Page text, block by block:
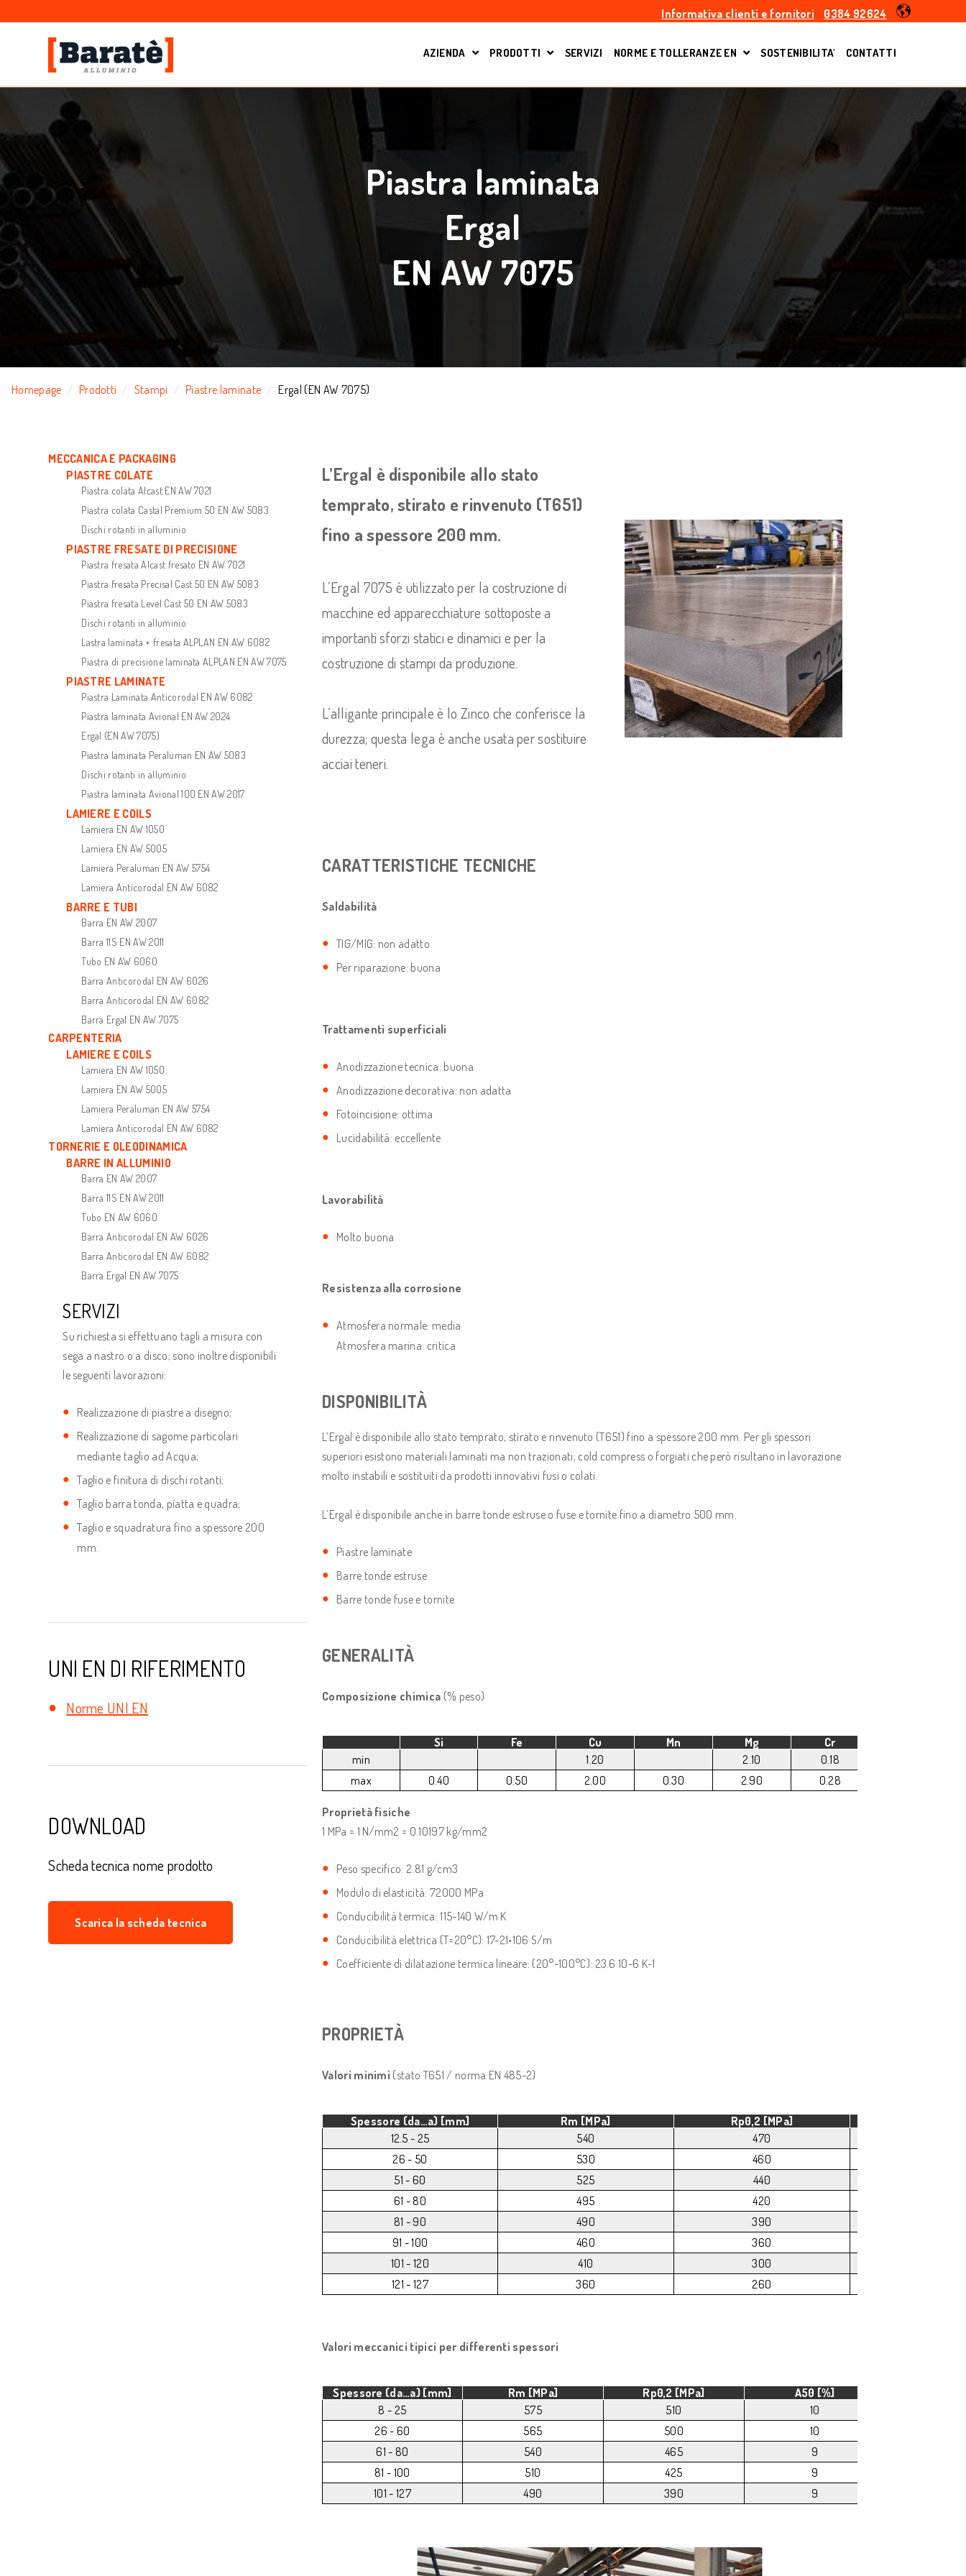
Informativa clienti e fornitori 0384 92624
OPEN SUBMENU FOR
AZIENDA PRODOTTI SHOW SUBMENU FOR PRODOTTI
SERVIZI NORME E TOLLERANZE EN SHOW SUBMENU FOR NORME E TOLLERANZE
SOSTENIBILITA' CONTATTI
Piastra laminata
Ergal
EN AW 7075
Homepage Prodotti Stampi Piastre laminate Ergal (EN AW 7075)
MECCANICA E PACKAGING
PIASTRE COLATE
Piastra colata Alcast EN AW 7021
Piastra colata Castal Premium 50 EN AW 5083
Dischi rotanti in alluminio
PIASTRE FRESATE DI PRECISIONE
Piastra fresata Alcast fresato EN AW 7021
Piastra fresata Precisal Cast 50 EN AW 5083
Piastra fresata Level Cast 50 EN AW 5083
Dischi rotanti in alluminio
Lastra laminata + fresata ALPLAN EN AW 6082
Piastra di precisione laminata ALPLAN EN AW 7075
PIASTRE LAMINATE
Piastra Laminata Anticorodal EN AW 6082
Piastra laminata Avional EN AW 2024
Ergal (EN AW 7075)
Piastra laminata Peraluman EN AW 5083
Dischi rotanti in alluminio
Piastra laminata Avional 100 EN AW 2017
LAMIERE E COILS
Lamiera EN AW 1050
Lamiera EN AW 5005
Lamiera Peraluman EN AW 5754
Lamiera Anticorodal EN AW 6082
BARRE E TUBI
Barra EN AW 2007
Barra 11S EN AW 2011
Tubo EN AW 6060
Barra Anticorodal EN AW 6026
Barra Anticorodal EN AW 6082
Barra Ergal EN AW 7075
CARPENTERIA
LAMIERE E COILS
Lamiera EN AW 1050
Lamiera EN AW 5005
Lamiera Peraluman EN AW 5754
Lamiera Anticorodal EN AW 6082
TORNERIE E OLEODINAMICA
BARRE IN ALLUMINIO
Barra EN AW 2007
Barra 11S EN AW 2011
Tubo EN AW 6060
Barra Anticorodal EN AW 6026
Barra Anticorodal EN AW 6082
Barra Ergal EN AW 7075
SERVIZI
Su richiesta si effettuano tagli a misura con
sega a nastro o a disco; sono inoltre disponibili
le seguenti lavorazioni:
Realizzazione di piastre a disegno;
Realizzazione di sagome particolari
mediante taglio ad Acqua;
Taglio e finitura di dischi rotanti;
Taglio barra tonda, piatta e quadra;
Taglio e squadratura fino a spessore 200
mm.
UNI EN DI RIFERIMENTO
Norme UNI EN
DOWNLOAD
Scheda tecnica nome prodotto
Scarica la scheda tecnica
L’Ergal è disponibile allo stato
temprato, stirato e rinvenuto (T651)
fino a spessore 200 mm.
L’Ergal 7075 è utilizzato per la costruzione di
macchine ed apparecchiature sottoposte a
importanti sforzi statici e dinamici e per la
costruzione di stampi da produzione.
L’alligante principale è lo Zinco che conferisce la
durezza; questa lega è anche usata per sostituire
acciai teneri.
CARATTERISTICHE TECNICHE
Saldabilità
TIG/MIG: non adatto
Per riparazione: buona
Trattamenti superficiali
Anodizzazione tecnica: buona
Anodizzazione decorativa: non adatta
Fotoincisione: ottima
Lucidabilità: eccellente
Lavorabilità
Molto buona
Resistenza alla corrosione
Atmosfera normale: media
Atmosfera marina: critica
DISPONIBILITÀ
L’Ergal è disponibile allo stato temprato, stirato e rinvenuto (T651) fino a spessore 200 mm. Per gli spessori
superiori esistono materiali laminati ma non trazionati; cold compress o forgiati che però risultano in lavorazione
molto instabili e sostituiti da prodotti innovativi fusi o colati.
L’Ergal è disponibile anche in barre tonde estruse o fuse e tornite fino a diametro 500 mm.
Piastre laminate
Barre tonde estruse
Barre tonde fuse e tornite
GENERALITÀ
Composizione chimica (% peso)
Si Fe Cu Mn Mg Cr
min
1.20 2.10 0.18
max
0.40 0.50 2.00 0.30 2.90 0.28
Proprietà fisiche
1 MPa = 1 N/mm2 = 0.10197 kg/mm2
Peso specifico: 2.81 g/cm3
Modulo di elasticità: 72000 MPa
Conducibilità termica: 115-140 W/m K
Conducibilità elettrica (T=20°C): 17-21•106 S/m
Coefficiente di dilatazione termica lineare: (20°-100°C): 23.6·10-6 K-1
PROPRIETÀ
Valori minimi (stato T651 / norma EN 485-2)
Spessore (da…a) [mm] Rm [MPa] Rp0,2 [MPa]
12.5 - 25
540 470
26 - 50
530 460
51 - 60
525 440
61 - 80
495 420
81 - 90
490 390
91 - 100
460 360
101 - 120
410 300
121 - 127
360 260
Valori meccanici tipici per differenti spessori
Spessore (da…a) [mm] Rm [MPa] Rp0,2 [MPa] A50 [%]
8 - 25
575 510 10
26 - 60
565 500 10
61 - 80
540 465 9
81 - 100
510 425 9
101 - 127
490 390 9